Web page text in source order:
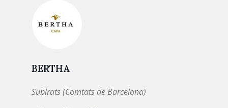
BERTHA
Subirats (Comtats de Barcelona)